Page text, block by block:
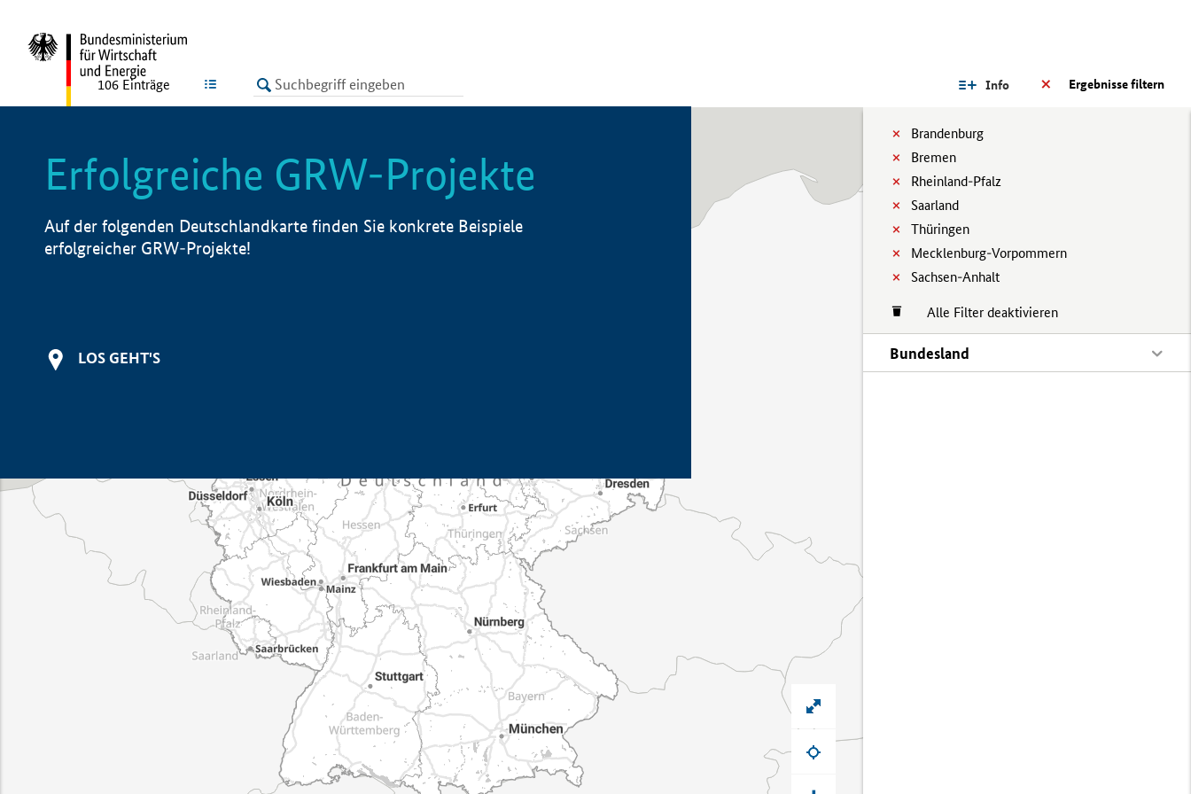
LISTE Ergebnisse filtern
Info
Brandenburg
Bremen
Rheinland-Pfalz
Saarland
Thüringen
Mecklenburg-Vorpommern
Sachsen-Anhalt
Alle Filter deaktivieren
Bundesland
106 Einträge
Erfolgreiche GRW-Projekte
Auf der folgenden Deutschlandkarte finden Sie konkrete Beispiele
erfolgreicher GRW-Projekte!
LOS GEHT'S